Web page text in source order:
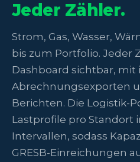
Jeder Zähler.
Strom, Gas, Wasser,
bis zum Portfolio. Jeder
Dashboard sichtbar,
Abrechnungsexporten
Berichten. Die Logistik-
Lastprofile pro Standort
Intervallen, sodass
GRESB-Einreichungen